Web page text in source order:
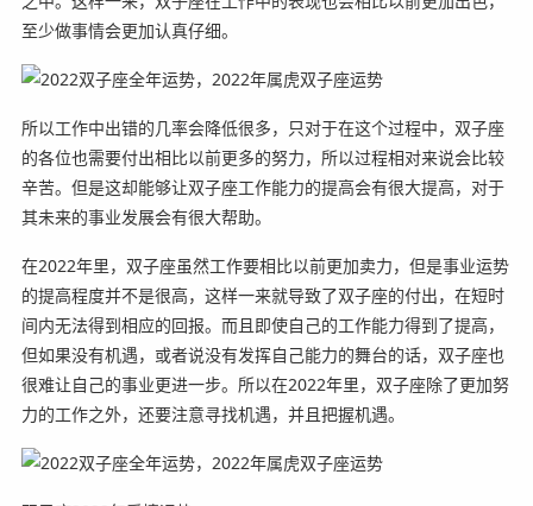
至少做事情会更加认真仔细。
所以工作中出错的几率会降低很多，只对于在这个过程中，双子座
的各位也需要付出相比以前更多的努力，所以过程相对来说会比较
辛苦。但是这却能够让双子座工作能力的提高会有很大提高，对于
其未来的事业发展会有很大帮助。
在2022年里，双子座虽然工作要相比以前更加卖力，但是事业运势
的提高程度并不是很高，这样一来就导致了双子座的付出，在短时
间内无法得到相应的回报。而且即使自己的工作能力得到了提高，
但如果没有机遇，或者说没有发挥自己能力的舞台的话，双子座也
很难让自己的事业更进一步。所以在2022年里，双子座除了更加努
力的工作之外，还要注意寻找机遇，并且把握机遇。